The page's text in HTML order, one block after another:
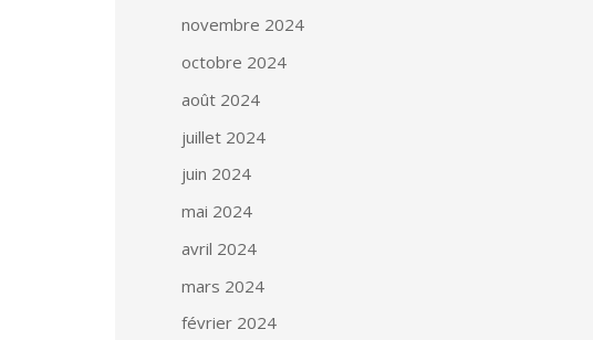
novembre 2024
octobre 2024
août 2024
juillet 2024
juin 2024
mai 2024
avril 2024
mars 2024
février 2024